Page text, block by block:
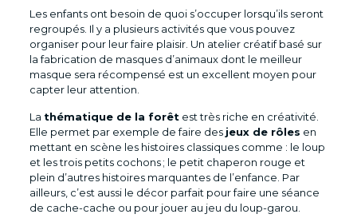
Les enfants ont besoin de quoi s’occuper lorsqu’ils seront
regroupés. Il y a plusieurs activités que vous pouvez
organiser pour leur faire plaisir. Un atelier créatif basé sur
la fabrication de masques d’animaux dont le meilleur
masque sera récompensé est un excellent moyen pour
capter leur attention.
La thématique de la forêtest très riche en créativité.
Elle permet par exemple de faire des jeux de rôles en
mettant en scène les histoires classiques comme : le loup
et les trois petits cochons ; le petit chaperon rouge et
plein d’autres histoires marquantes de l’enfance. Par
ailleurs, c’est aussi le décor parfait pour faire une séance
de cache-cache ou pour jouer au jeu du loup-garou.